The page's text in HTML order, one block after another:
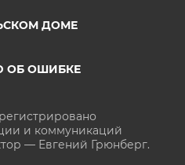
ДОМЕ
ОБ ОШИБКЕ
и коммуникаций
— Евгений Грюнберг.